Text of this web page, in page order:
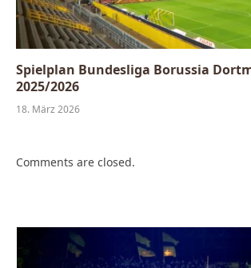
Spielplan Bundesliga Borussia
2025/2026
18. März 2026
Comments are closed.